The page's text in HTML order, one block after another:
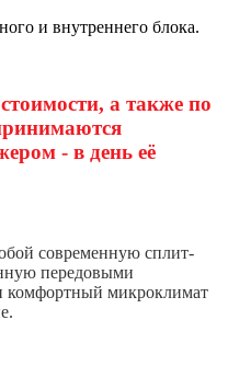
и внутреннего блока.
а также по
- в день её
современную сплит-
передовыми
комфортный микроклимат